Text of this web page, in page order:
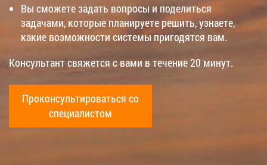
Вы сможете задать вопросы и поделиться
задачами, которые планируете решить, узнаете,
какие возможности системы пригодятся вам.
Консультант свяжется с вами в течение 20 минут.
Проконсультироваться со
специалистом